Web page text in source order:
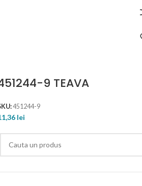
9 TEAVA
451244-9
lei